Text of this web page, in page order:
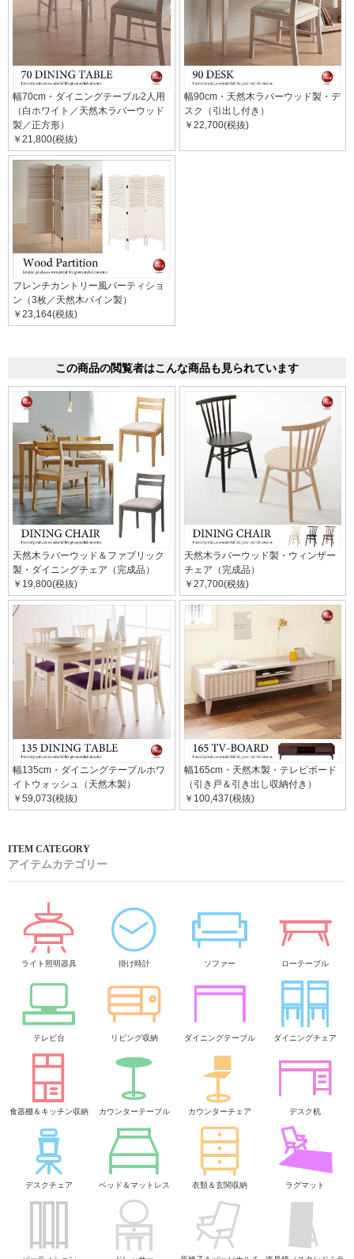
幅70cm・ダイニングテーブル2人用
（白ホワイト／天然木ラバーウッド
製／正方形）
￥21,800(税抜)
幅90cm・天然木ラバーウッド製・デ
スク（引出し付き）
￥22,700(税抜)
フレンチカントリー風パーティショ
ン（3枚／天然木パイン製）
￥23,164(税抜)
この商品の閲覧者はこんな商品も見られています
天然木ラバーウッド＆ファブリック
製・ダイニングチェア（完成品）
￥19,800(税抜)
天然木ラバーウッド製・ウィンザー
チェア（完成品）
￥27,700(税抜)
幅135cm・ダイニングテーブルホワ
イトウォッシュ（天然木製）
￥59,073(税抜)
幅165cm・天然木製・テレビボード
（引き戸＆引き出し収納付き）
￥100,437(税抜)
アイテムカテゴリー
ライト照明器具 掛け時計 ソファー ローテーブル
テレビ台 リビング収納 ダイニングテーブル ダイニングチェア
食器棚＆キッチン収納 カウンターテーブル カウンターチェア デスク机
デスクチェア ベッド＆マットレス 衣類＆玄関収納 ラグマット